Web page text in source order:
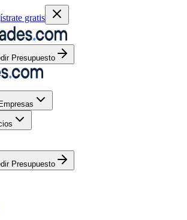
gratis
Presupuesto
Presupuesto